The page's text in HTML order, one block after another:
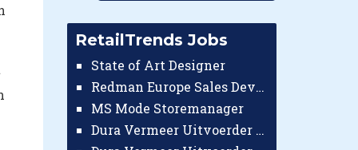
RetailTrends Jobs
State of Art Designer
Redman Europe Sales Developer (Europe)
MS Mode Storemanager
Dura Vermeer Uitvoerder GWW Amsterdam